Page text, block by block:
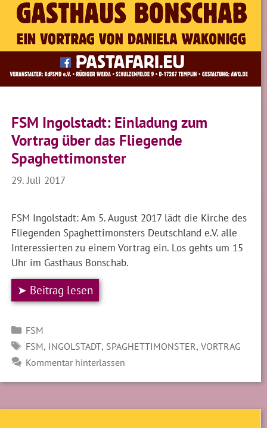
FSM Ingolstadt: Einladung zum
Vortrag über das Fliegende
Spaghettimonster
29. Juli 2017
FSM Ingolstadt: Am 5. August 2017 lädt die Kirche des
Fliegenden Spaghettimonsters Deutschland e.V. alle
Interessierten zu einem Vortrag ein. Los gehts um 15
Uhr im Gasthaus Bonschab.
➤ Beitrag lesen
Kategorien
FSM
SCHLAGWÖRTER
FSM, INGOLSTADT, SPAGHETTIMONSTER, VORTRAG
Kommentar hinterlassen